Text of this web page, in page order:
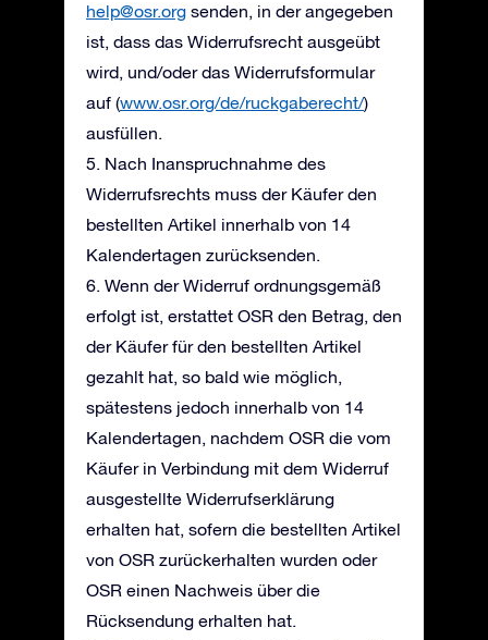
help@osr.org senden, in der angegeben
ist, dass das Widerrufsrecht ausgeübt
wird, und/oder das Widerrufsformular
auf (www.osr.org/de/ruckgaberecht/)
ausfüllen.
5. Nach Inanspruchnahme des
Widerrufsrechts muss der Käufer den
bestellten Artikel innerhalb von 14
Kalendertagen zurücksenden.
6. Wenn der Widerruf ordnungsgemäß
erfolgt ist, erstattet OSR den Betrag, den
der Käufer für den bestellten Artikel
gezahlt hat, so bald wie möglich,
spätestens jedoch innerhalb von 14
Kalendertagen, nachdem OSR die vom
Käufer in Verbindung mit dem Widerruf
ausgestellte Widerrufserklärung
erhalten hat, sofern die bestellten Artikel
von OSR zurückerhalten wurden oder
OSR einen Nachweis über die
Rücksendung erhalten hat.